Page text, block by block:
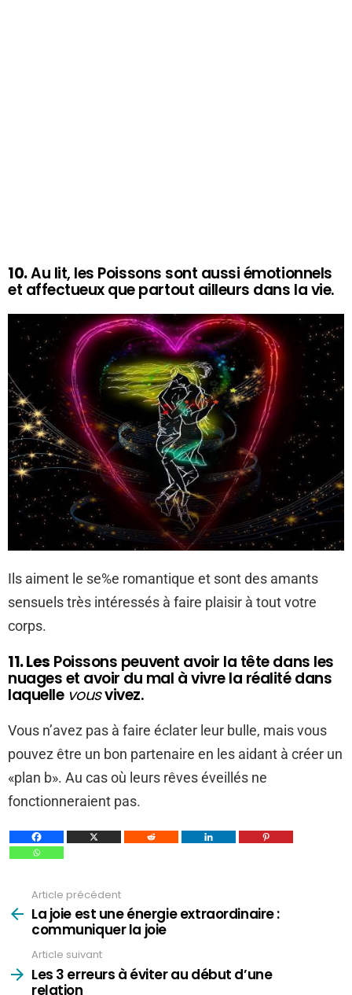
10.Au lit, les Poissons sont aussi émotionnels
et affectueux que partout ailleurs dans la vie.
Ils aiment le se%e romantique et sont des amants
sensuels très intéressés à faire plaisir à tout votre
corps.
11. Les Poissons peuvent avoir la tête dans les
nuages ​​et avoir du mal à vivre la réalité dans
laquelle vousvivez.
Vous n’avez pas à faire éclater leur bulle, mais vous
pouvez être un bon partenaire en les aidant à créer un
«plan b». Au cas où leurs rêves éveillés ne
fonctionneraient pas.
plus
Article précédent
La joie est une énergie extraordinaire :
communiquer la joie
Article suivant
Les 3 erreurs à éviter au début d’une
relation